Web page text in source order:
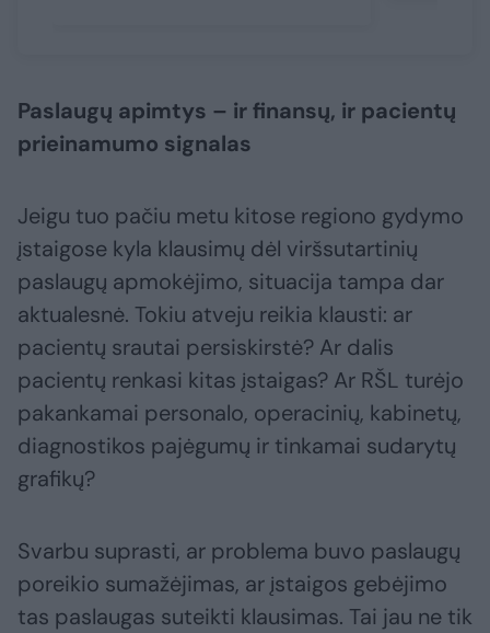
Paslaugų apimtys – ir finansų, ir pacientų
prieinamumo signalas
Jeigu tuo pačiu metu kitose regiono gydymo
įstaigose kyla klausimų dėl viršsutartinių
paslaugų apmokėjimo, situacija tampa dar
aktualesnė. Tokiu atveju reikia klausti: ar
pacientų srautai persiskirstė? Ar dalis
pacientų renkasi kitas įstaigas? Ar RŠL turėjo
pakankamai personalo, operacinių, kabinetų,
diagnostikos pajėgumų ir tinkamai sudarytų
grafikų?
Svarbu suprasti, ar problema buvo paslaugų
poreikio sumažėjimas, ar įstaigos gebėjimo
tas paslaugas suteikti klausimas. Tai jau ne tik